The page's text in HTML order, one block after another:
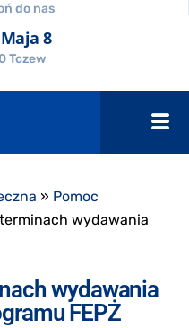
do nas
8
Tczew
» Pomoc
wydawania
wydawania
FEPŻ